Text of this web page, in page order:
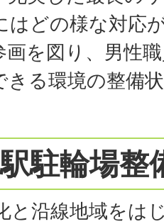
はどの様な対応
画を図り、男性
きる環境の整備
駐輪場整
と沿線地域をは